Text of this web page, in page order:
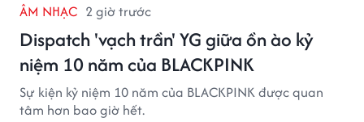
ÂM NHẠC 2 giờ trước
Dispatch 'vạch trần' YG giữa ồn ào kỷ
niệm 10 năm của BLACKPINK
Sự kiện kỷ niệm 10 năm của BLACKPINK được quan
tâm hơn bao giờ hết.